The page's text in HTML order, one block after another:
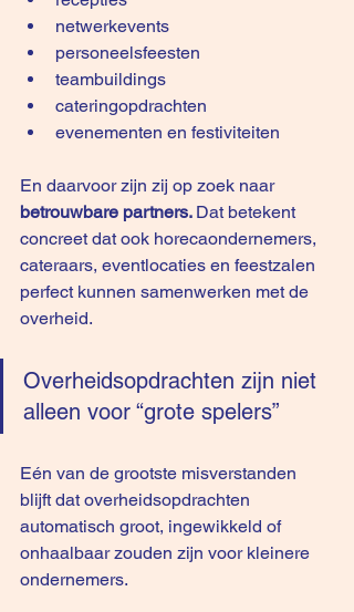
netwerkevents
personeelsfeesten
teambuildings
cateringopdrachten
evenementen en festiviteiten
En daarvoor zijn zij op zoek naar
betrouwbare partners. Dat betekent
concreet dat ook horecaondernemers,
cateraars, eventlocaties en feestzalen
perfect kunnen samenwerken met de
overheid.
Overheidsopdrachten zijn niet
alleen voor “grote spelers”
Eén van de grootste misverstanden
blijft dat overheidsopdrachten
automatisch groot, ingewikkeld of
onhaalbaar zouden zijn voor kleinere
ondernemers.